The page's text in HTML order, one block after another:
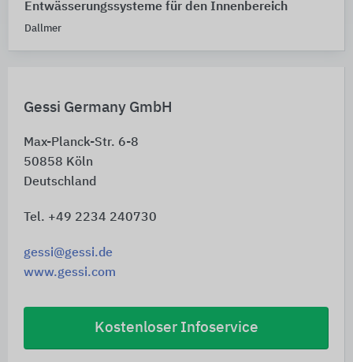
Gessi Germany GmbH
Max-Planck-Str. 6-8
50858 Köln
Deutschland
Tel. +49 2234 240730
gessi@gessi.de
www.gessi.com
Kostenloser Infoservice
Entwässerungssysteme für den Innenbereich
Dallmer